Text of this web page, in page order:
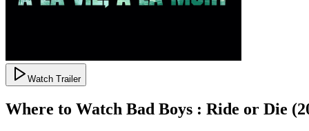
Watch Trailer
Where to Watch Bad Boys : Ride or Die (